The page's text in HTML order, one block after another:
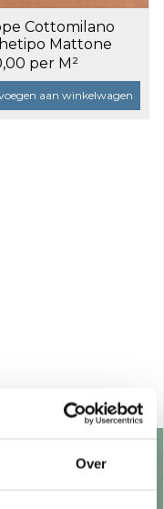
Over
Cottomilano
Mattone
Decoro
a 1,2 m²
per M²
aan winkelwagen